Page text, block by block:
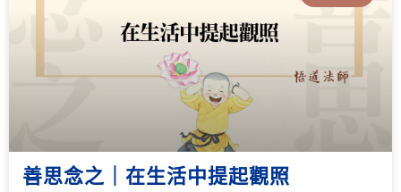
善思念之｜在生活中提起觀照